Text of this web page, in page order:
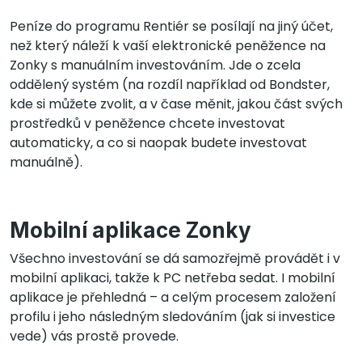
Peníze do programu Rentiér se posílají na jiný účet,
než který náleží k vaší elektronické peněžence na
Zonky s manuálním investováním. Jde o zcela
oddělený systém (na rozdíl například od Bondster,
kde si můžete zvolit, a v čase měnit, jakou část svých
prostředků v peněžence chcete investovat
automaticky, a co si naopak budete investovat
manuálně).
Mobilní aplikace Zonky
Všechno investování se dá samozřejmě provádět i v
mobilní aplikaci, takže k PC netřeba sedat. I mobilní
aplikace je přehledná – a celým procesem založení
profilu i jeho následným sledováním (jak si investice
vede) vás prostě provede.